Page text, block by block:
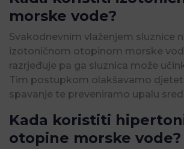
morske vode?
Svakodnevnim vlaženjem sluznice
izotoničnom otopinom morske
razrjeđuje pa ga sluznica može
Tim postupkom olakšavamo
spavanje te preveniramo upalu
Kada koristiti
otopine morske vode?